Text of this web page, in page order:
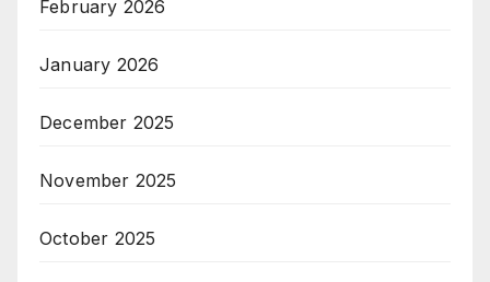
February 2026
January 2026
December 2025
November 2025
October 2025